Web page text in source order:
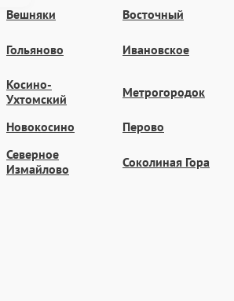
Вешняки
Восточный
Гольяново Ивановское
Косино-
Ухтомский
Метрогородок
Новокосино Перово
Северное
Измайлово
Соколиная Гора